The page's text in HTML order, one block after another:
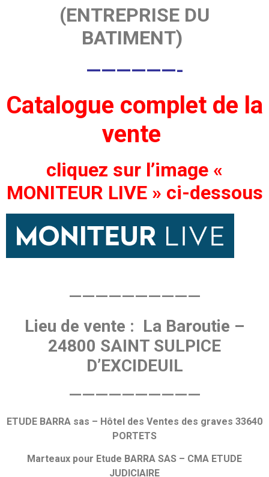
(ENTREPRISE DU
BATIMENT)
——————-
Catalogue complet de la
vente
cliquez sur l’image «
MONITEUR LIVE » ci-dessous
——————————
Lieu de vente : La Baroutie –
24800 SAINT SULPICE
D’EXCIDEUIL
——————————
ETUDE BARRA sas – Hôtel des Ventes des graves 33640
PORTETS
Marteaux pour Etude BARRA SAS – CMA ETUDE
JUDICIAIRE